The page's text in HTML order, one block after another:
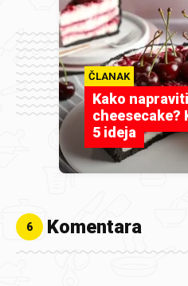
ČLANAK
Kako
cheesecake?
5 ideja
6 Komentara